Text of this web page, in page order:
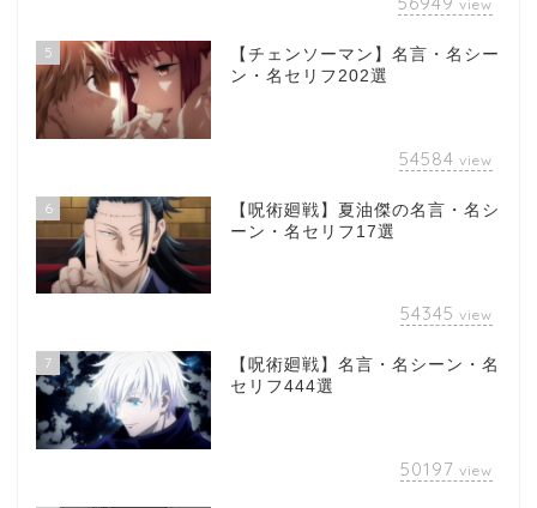
view
5
【チェンソーマン】名言・名シー
ン・名セリフ202選
54584 view
6
【呪術廻戦】夏油傑の名言・名シ
ーン・名セリフ17選
54345 view
7
【呪術廻戦】名言・名シーン・名
セリフ444選
50197 view